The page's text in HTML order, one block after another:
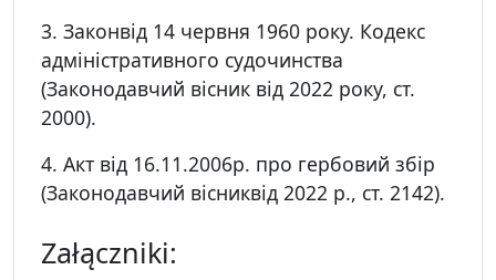
3. Законвід 14 червня 1960 року. Кодекс
адміністративного судочинства
(Законодавчий вісник від 2022 року, ст.
2000).
4. Акт від 16.11.2006р. про гербовий збір
(Законодавчий вісниквід 2022 р., ст. 2142).
Załączniki: